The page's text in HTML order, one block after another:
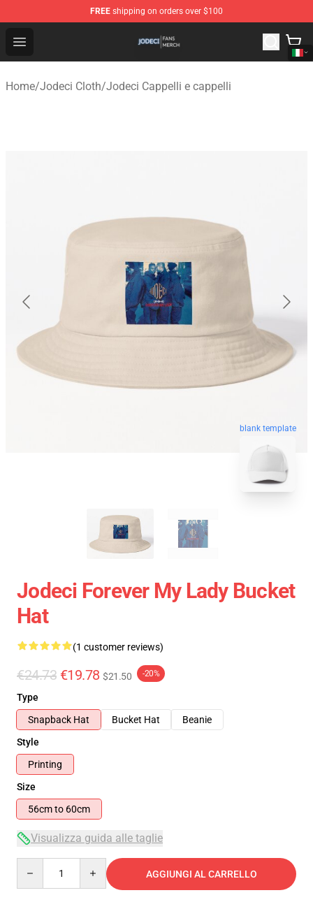
FREE shipping on orders over $100
Open menu
Jodeci Shop - Official Jodeci Merchandise Store
Home/Jodeci Cloth/Jodeci Cappelli e cappelli
blank template
Jodeci Forever My Lady Bucket
Hat
(1 customer reviews)
€24.73 €19.78 $21.50 -20%
Type
Snapback Hat
Bucket Hat
Beanie
Style
Printing
Size
56cm to 60cm
Visualizza guida alle taglie
AGGIUNGI AL CARRELLO